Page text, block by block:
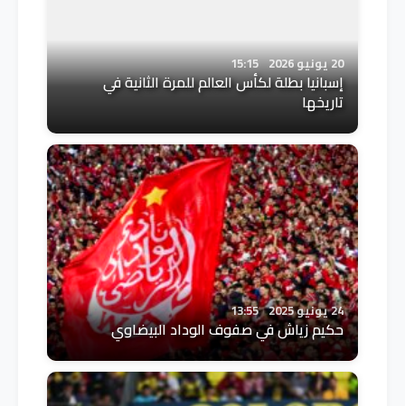
20 يونيو 2026 15:15
إسبانيا بطلة لكأس العالم للمرة الثانية في
تاريخها
24 يونيو 2025 13:55
حكيم زياش في صفوف الوداد البيضاوي